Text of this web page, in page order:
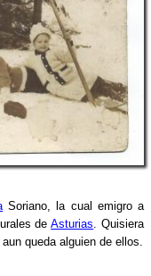
Soriano, la cual emigro a
deAsturias. Quisiera
queda alguien de ellos.